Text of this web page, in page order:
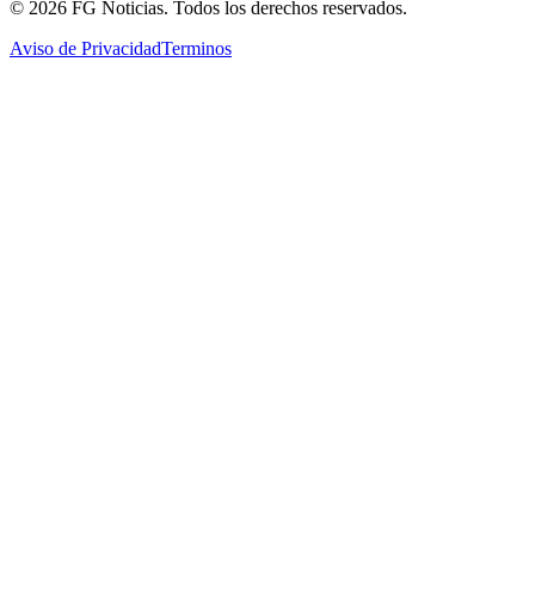
© 2026 FG Noticias. Todos los derechos reservados.
Aviso de PrivacidadTerminos